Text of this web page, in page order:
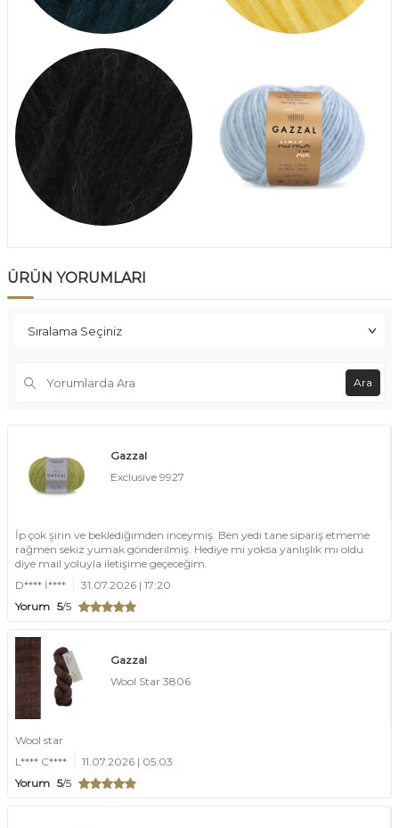
ÜRÜN YORUMLARI
Ara
Gazzal
Exclusive 9927
İp çok şirin ve beklediğimden inceymiş. Ben yedi tane sipariş etmeme
rağmen sekiz yumak gönderilmiş. Hediye mi yoksa yanlışlık mı oldu
diye mail yoluyla iletişime geçeceğim.
D**** İ****
31.07.2026 | 17:20
Yorum 5/5
Gazzal
Wool Star 3806
Wool star
L**** C****
11.07.2026 | 05:03
Yorum 5/5